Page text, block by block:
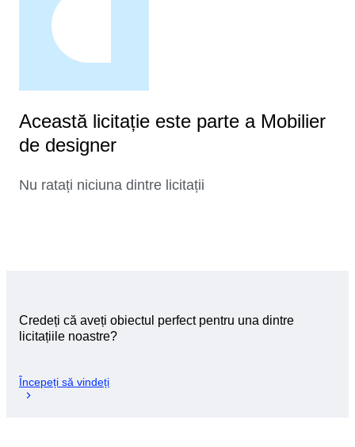
Această licitație este parte a Mobilier
de designer
Nu ratați niciuna dintre licitații
Credeți că aveți obiectul perfect pentru una dintre
licitațiile noastre?
Începeți să vindeți